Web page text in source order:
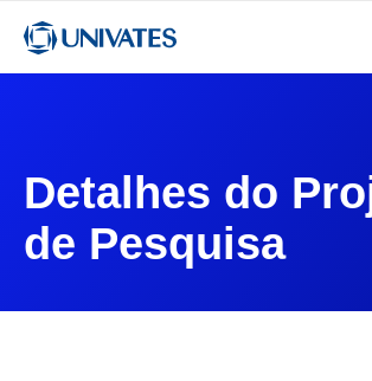
Detalhes do
de Pesquisa